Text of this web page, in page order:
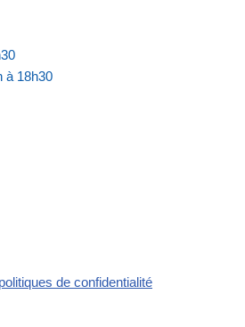
à 18h30
de confidentialité